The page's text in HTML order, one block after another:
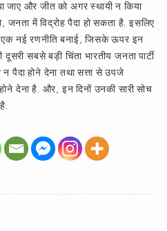
जाए और जीत को अगर स्थायी न किया
जनता में विद्रोह पैदा हो सकता है. इसलिए
नई रणनीति बनाई, जिसके ऊपर इन
सबसे बड़ी चिंता भारतीय जनता पार्टी
पैदा होने देना तथा सत्ता से उपजे
देना है. और, इन दिनों उनकी सारी सोच